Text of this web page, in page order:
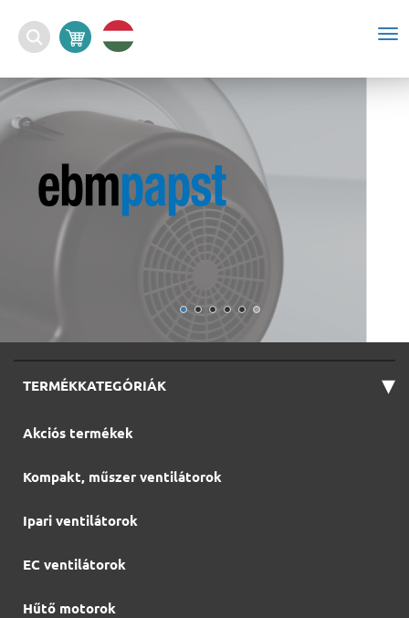
TERMÉKKATEGÓRIÁK ▾
Akciós termékek
Kompakt, műszer ventilátorok
Ipari ventilátorok
EC ventilátorok
Hűtő motorok